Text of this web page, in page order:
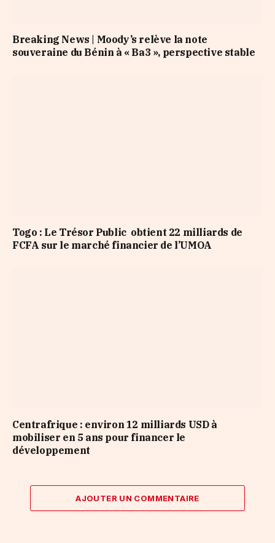
Breaking News | Moody’s relève la note
souveraine du Bénin à « Ba3 », perspective stable
Togo : Le Trésor Public obtient 22 milliards de
FCFA sur le marché financier de l’UMOA
Centrafrique : environ 12 milliards USD à
mobiliser en 5 ans pour financer le
développement
AJOUTER UN COMMENTAIRE